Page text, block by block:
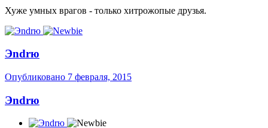
Хуже умных врагов - только хитрожопые друзья.
Эndrю
Опубликовано 7 февраля, 2015
Эndrю